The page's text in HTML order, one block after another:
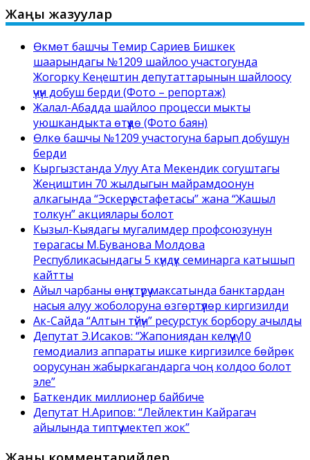
Жаңы жазуулар
Өкмөт башчы Темир Сариев Бишкек
шаарындагы №1209 шайлоо участогунда
Жогорку Кеңештин депутаттарынын шайлоосу
үчүн добуш берди (Фото – репортаж)
Жалал-Абадда шайлоо процесси мыкты
уюшкандыкта өтүүдө (Фото баян)
Өлкө башчы №1209 участогуна барып добушун
берди
Кыргызстанда Улуу Ата Мекендик согуштагы
Жеңиштин 70 жылдыгын майрамдоонун
алкагында “Эскерүү эстафетасы” жана “Жашыл
толкун” акциялары болот
Кызыл-Кыядагы мугалимдер профсоюзунун
төрагасы М.Буванова Молдова
Республикасындагы 5 күндүк семинарга катышып
кайтты
Айыл чарбаны өнүктүрүү максатында банктардан
насыя алуу жоболоруна өзгөртүүлөр киргизилди
Ак-Сайда “Алтын түйүн” ресурстук борбору ачылды
Депутат Э.Исаков: “Жапониядан келүүчү 10
гемодиализ аппараты ишке киргизилсе бөйрөк
оорусунан жабыркагандарга чоң колдоо болот
эле”
Баткендик миллионер байбиче
Депутат Н.Арипов: “Лейлектин Кайрагач
айылында типтүү мектеп жок”